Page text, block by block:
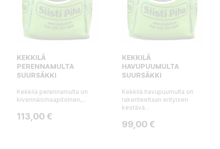
KEKKILÄ
PERENNAMULTA
SUURSÄKKI
Kekkilä perennamulta on
kivennäismaapitoinen,...
Hinta
113,00 €
KEKKILÄ
HAVUPUUMULTA
SUURSÄKKI
Kekkilä havupuumulta on
rakenteeltaan erityisen
kestävä...
Hinta
99,00 €